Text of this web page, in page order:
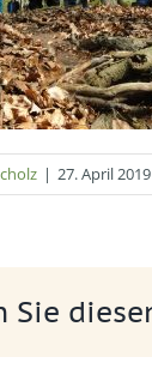
| 27. April 2019
Sie